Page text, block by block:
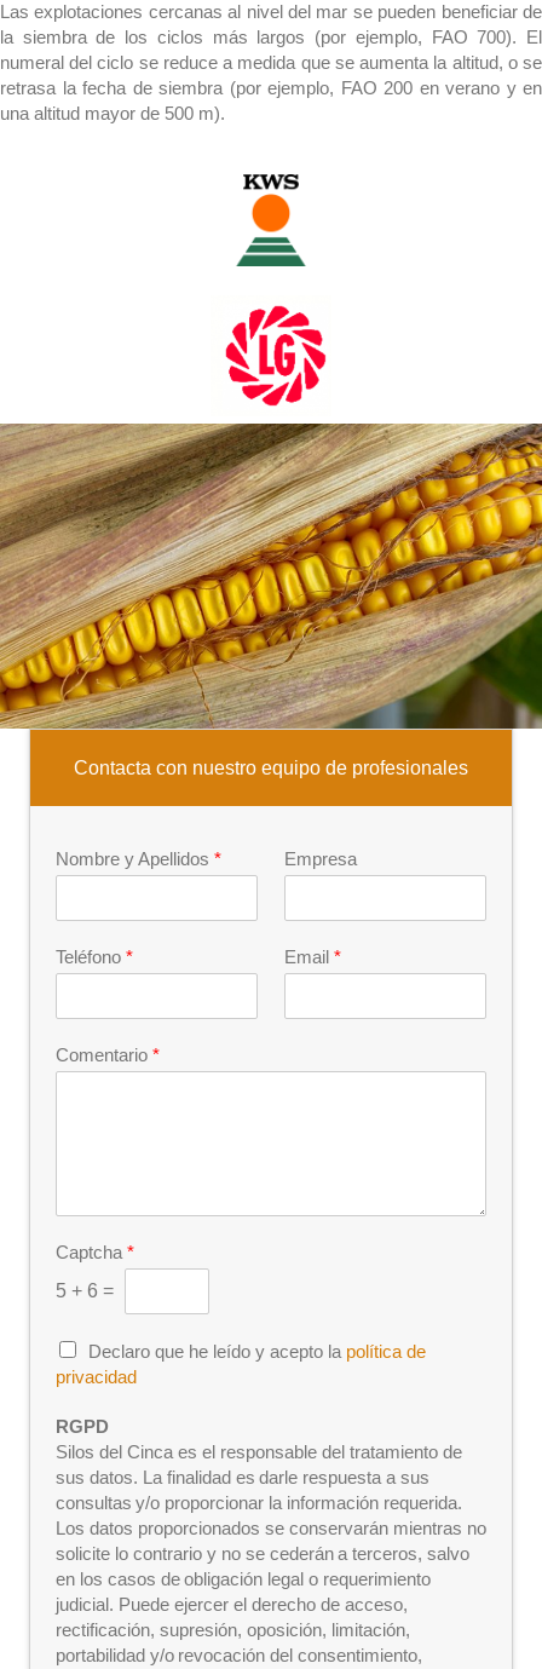
Las explotaciones cercanas al nivel del mar se pueden beneficiar de
la siembra de los ciclos más largos (por ejemplo, FAO 700). El
numeral del ciclo se reduce a medida que se aumenta la altitud, o se
retrasa la fecha de siembra (por ejemplo, FAO 200 en verano y en
una altitud mayor de 500 m).
Contacta con nuestro equipo de profesionales
Nombre y Apellidos * Empresa
Teléfono * Email *
Comentario *
Captcha*
5 + 6 =
C
h
c
k
b
o
x
e
s
*
Declaro que he leído y acepto la política de
privacidad
RGPD
Silos del Cinca es el responsable del tratamiento de
sus datos. La finalidad es darle respuesta a sus
consultas y/o proporcionar la información requerida.
Los datos proporcionados se conservarán mientras no
solicite lo contrario y no se cederán a terceros, salvo
en los casos de obligación legal o requerimiento
judicial. Puede ejercer el derecho de acceso,
rectificación, supresión, oposición, limitación,
portabilidad y/o revocación del consentimiento,